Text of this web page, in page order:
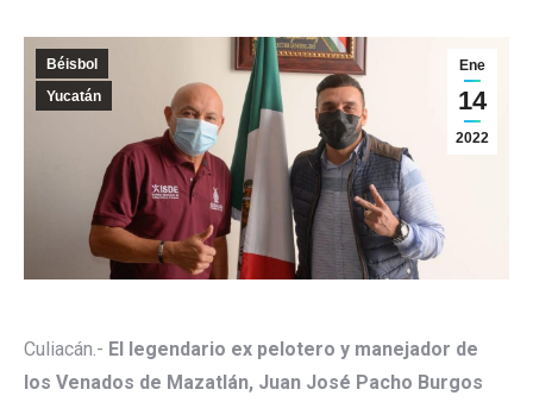
Ene
14
2022
Béisbol
Yucatán
Culiacán.- El legendario ex pelotero y manejador de
los Venados de Mazatlán, Juan José Pacho Burgos